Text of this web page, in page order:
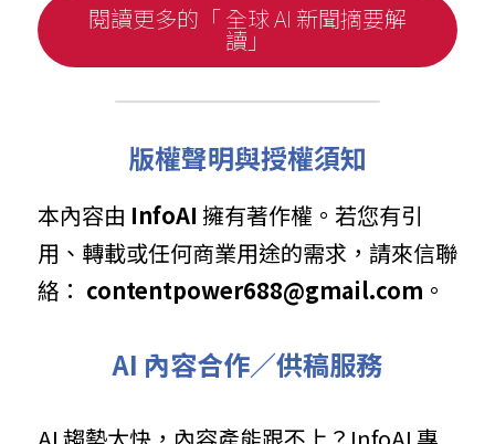
閱讀更多的「 全球 AI 新聞摘要解
讀」
版權聲明與授權須知
本內容由 InfoAI 擁有著作權。若您有引
用、轉載或任何商業用途的需求，請來信聯
絡： contentpower688@gmail.com 。
AI 內容合作／供稿服務